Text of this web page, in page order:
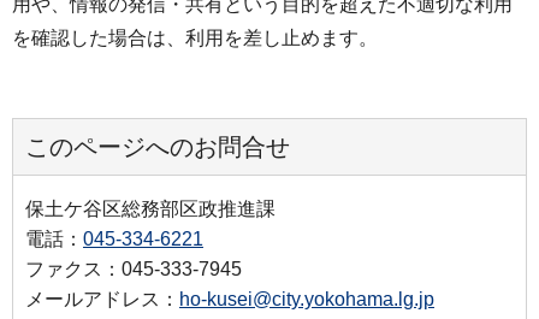
を確認した場合は、利用を差し止めます。
このページへのお問合せ
保土ケ谷区総務部区政推進課
電話： 045-334-6221
ファクス：045-333-7945
メールアドレス： ho-kusei@city.yokohama.lg.jp